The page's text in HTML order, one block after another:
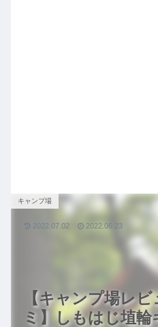
【キャンプ場レ
ミ】しもはじ埴
キャンプ場
2022.07.02 2022.06.23